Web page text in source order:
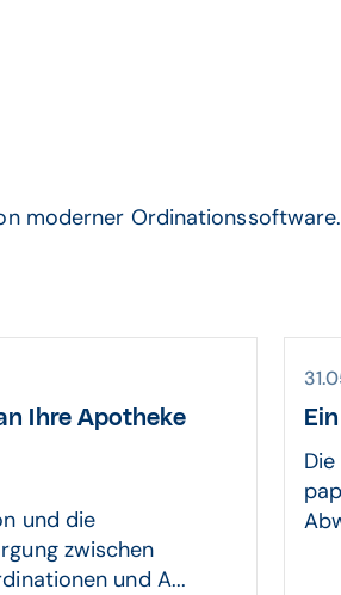
moderner Ordinationssoftware.
Ihre Apotheke
und die
zwischen
und A...